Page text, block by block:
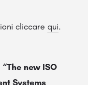
cliccare qui.
new ISO
Systems